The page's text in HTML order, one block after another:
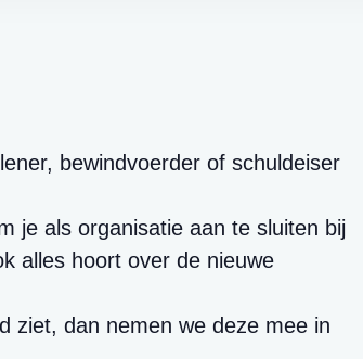
bewindvoerder of schuldeiser
je als organisatie aan te sluiten bij
alles hoort over de nieuwe
ziet, dan nemen we deze mee in